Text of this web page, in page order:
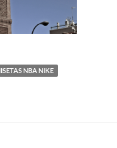
NBA NIKE